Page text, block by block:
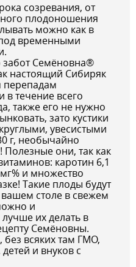
созревания, от
плодоношения
можно как в
временными
Семёновна®
настоящий Сибиряк
перепадам
в течение всего
также его не нужно
зато кустики
увесистыми
г, необычайно
они, так как
каротин 6,1
и множество
Такие плоды будут
столе в свежем
и
лучше их делать в
Семёновны.
всяких там ГМО,
и внуков с